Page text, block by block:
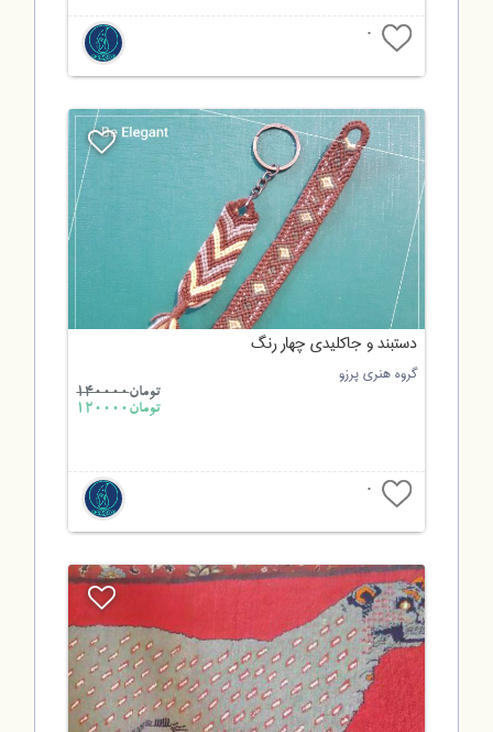
0
دستبند و جاکلیدی چهار رنگ
گروه هنری پرزو
تومان140000
تومان120000
0